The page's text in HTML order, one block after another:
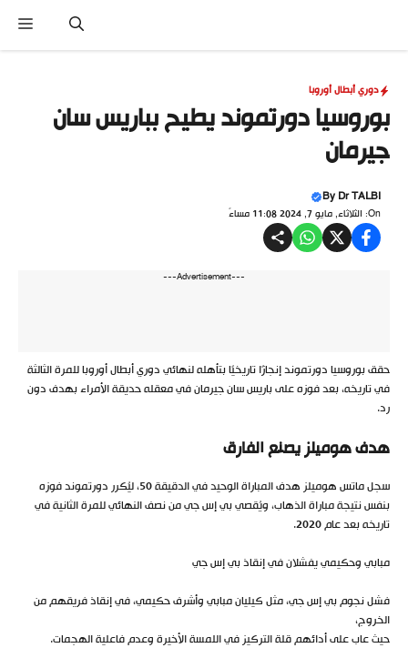
المحتوى
دوري أبطال أوروبا
بوروسيا دورتموند يطيح بباريس سان
جيرمان
ByDr TALBI
On: الثلاثاء, مايو 7, 2024 11:08 مساءً
---Advertisement---
حقق بوروسيا دورتموند إنجازًا تاريخيًا بتأهله لنهائي دوري أبطال أوروبا للمرة الثالثة
في تاريخه، بعد فوزه على باريس سان جيرمان في معقله حديقة الأمراء بهدف دون
رد.
هدف هوميلز يصنع الفارق
سجل ماتس هوميلز هدف المباراة الوحيد في الدقيقة 50، ليُكرر دورتموند فوزه
بنفس نتيجة مباراة الذهاب، ويُقصي بي إس جي من نصف النهائي للمرة الثانية في
تاريخه بعد عام 2020.
مبابي وحكيمي يفشلان في إنقاذ بي إس جي
فشل نجوم بي إس جي، مثل كيليان مبابي وأشرف حكيمي، في إنقاذ فريقهم من
الخروج،
حيث عاب على أدائهم قلة التركيز في اللمسة الأخيرة وعدم فاعلية الهجمات.